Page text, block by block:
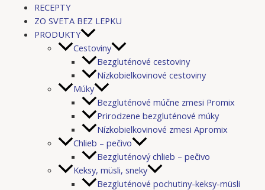
RECEPTY
ZO SVETA BEZ LEPKU
PRODUKTY
Cestoviny
Bezgluténové cestoviny
Nízkobielkovinové cestoviny
Múky
Bezgluténové múčne zmesi Promix
Prirodzene bezgluténové múky
Nízkobielkovinové zmesi Apromix
Chlieb – pečivo
Bezgluténový chlieb – pečivo
Keksy, müsli, sneky
Bezgluténové pochutiny-keksy-müsli